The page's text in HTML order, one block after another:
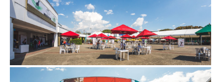
Espacio abierto, que sirve como lugar de encuentro y